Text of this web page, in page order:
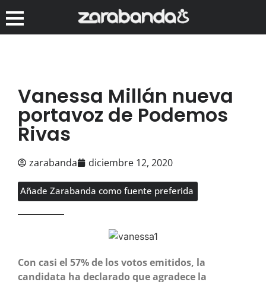
Vanessa Millán nueva
portavoz de Podemos
Rivas
zarabanda diciembre 12, 2020
Añade Zarabanda como fuente preferida
Con casi el 57% de los votos emitidos, la
candidata ha declarado que agradece la